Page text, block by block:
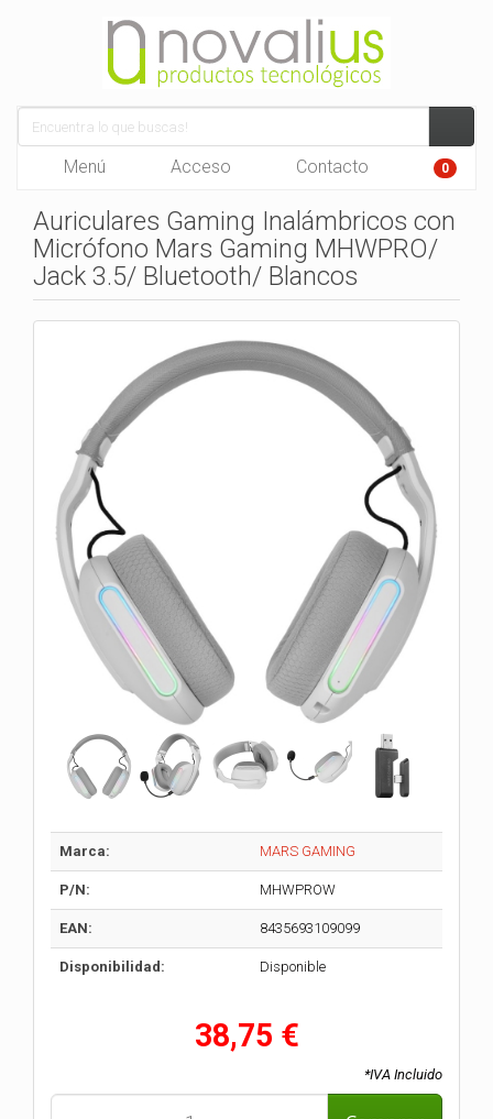
Menú Acceso Contacto 0
Auriculares Gaming Inalámbricos con
Micrófono Mars Gaming MHWPRO/
Jack 3.5/ Bluetooth/ Blancos
Marca: MARS GAMING
P/N: MHWPROW
EAN: 8435693109099
Disponibilidad: Disponible
38,75 €
*IVA Incluido